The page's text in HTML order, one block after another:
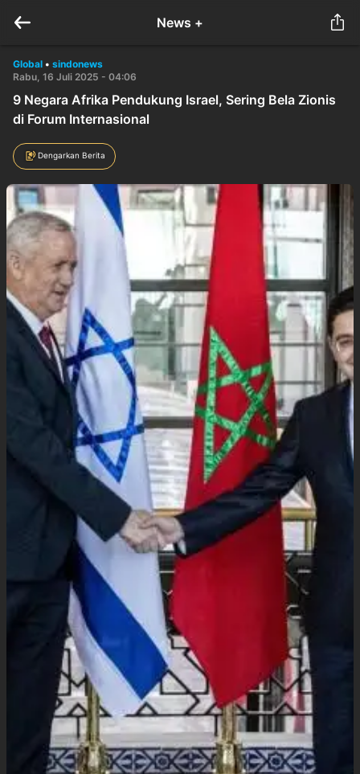
News +
Global • sindonews
Rabu, 16 Juli 2025 - 04:06
9 Negara Afrika Pendukung Israel, Sering Bela Zionis
di Forum Internasional
Dengarkan Berita